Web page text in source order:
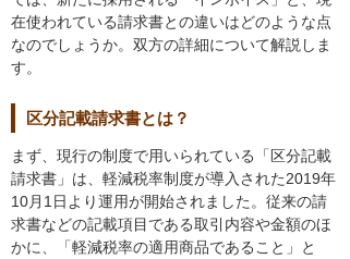
在使われている請求書との違いはどのような点
なのでしょうか。双方の詳細について解説しま
す。
区分記載請求書とは？
まず、現行の制度で用いられている「区分記載
請求書」は、軽減税率制度が導入された2019年
10月1日より運用が開始されました。従来の請
求書などの記載項目である取引内容や金額のほ
かに、「軽減税率の適用商品であること」と